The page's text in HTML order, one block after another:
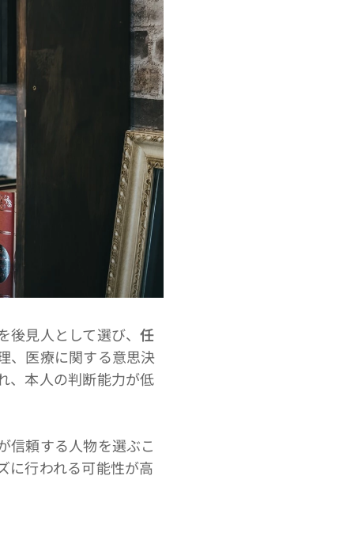
後見人として選び、任
、医療に関する意思決
、本人の判断能力が低
頼する人物を選ぶこ
に行われる可能性が高